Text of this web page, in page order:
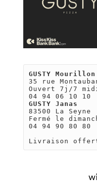
GUSTY Mourillon
35 rue
Ouvert 7j/7
GUSTY Janas
83500 La Seyne
Fermé le
04 94 90 80 80
Livraison